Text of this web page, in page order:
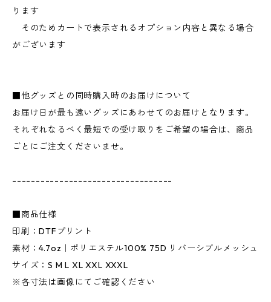
ります
そのためカートで表示されるオプション内容と異なる場合
がございます
■他グッズとの同時購入時のお届けについて
お届け日が最も遠いグッズにあわせてのお届けとなります。
それぞれなるべく最短での受け取りをご希望の場合は、商品
ごとにご注文くださいませ。
----------------------------------
■商品仕様
印刷：DTFプリント
素材：4.7oz｜ポリエステル100% 75D リバーシブルメッシュ
サイズ：S M L XL XXL XXXL
※各寸法は画像にてご確認ください